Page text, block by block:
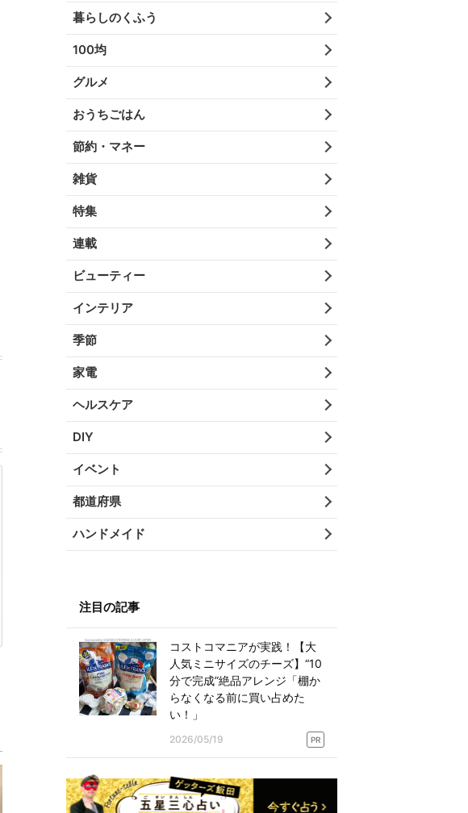
暮らしのくふう
100均
グルメ
おうちごはん
節約・マネー
雑貨
特集
連載
ビューティー
インテリア
季節
家電
ヘルスケア
DIY
イベント
都道府県
ハンドメイド
注目の記事
コストコマニアが実践！【大
人気ミニサイズのチーズ】“10
分で完成”絶品アレンジ「棚か
らなくなる前に買い占めた
い！」
2026/05/19 PR